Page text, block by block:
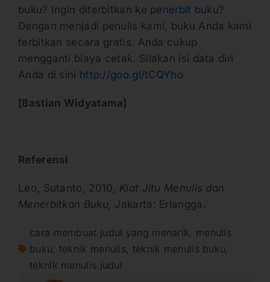
buku? Ingin diterbitkan ke penerbit buku?
Dengan menjadi penulis kami, buku Anda kami
terbitkan secara gratis. Anda cukup
mengganti biaya cetak. Silakan isi data diri
Anda di sini http://goo.gl/tCQYho
[Bastian Widyatama]
Referensi
Leo, Sutanto, 2010, Kiat Jitu Menulis dan
Menerbitkan Buku, Jakarta: Erlangga.
cara membuat judul yang menarik
menulis
buku
teknik menulis teknik menulis buku
teknik menulis judul